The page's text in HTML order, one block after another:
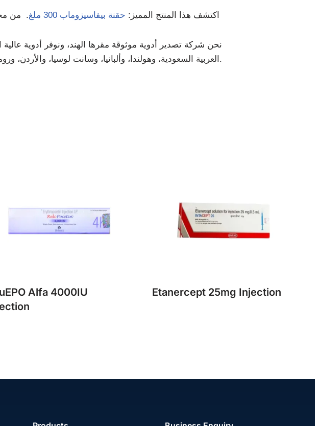
اكتشف هذا المنتج المميز: حقنة بيفاسيزوماب 300 ملغ
نحن شركة تصدير أدوية موثوقة مقرها الهند، ونوفر أدوية
العربية السعودية، وهولندا، وألبانيا، وسانت لوسيا، والأردن، ورومانيا، وجنوب أفريقيا، وغيرها الكثير.
Alfa 4000IU
Etanercept 25mg Injection